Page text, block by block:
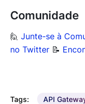
Comunidade
🙋 Junte-se à
no Twitter 📝
Tags: API